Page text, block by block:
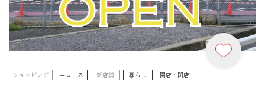
ショッピング ニュース 新店舗 暮らし 開店・閉店